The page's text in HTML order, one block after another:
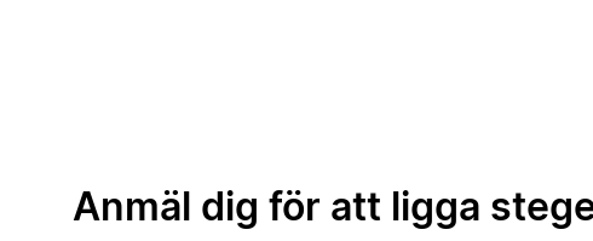
Anmäl dig för att ligga